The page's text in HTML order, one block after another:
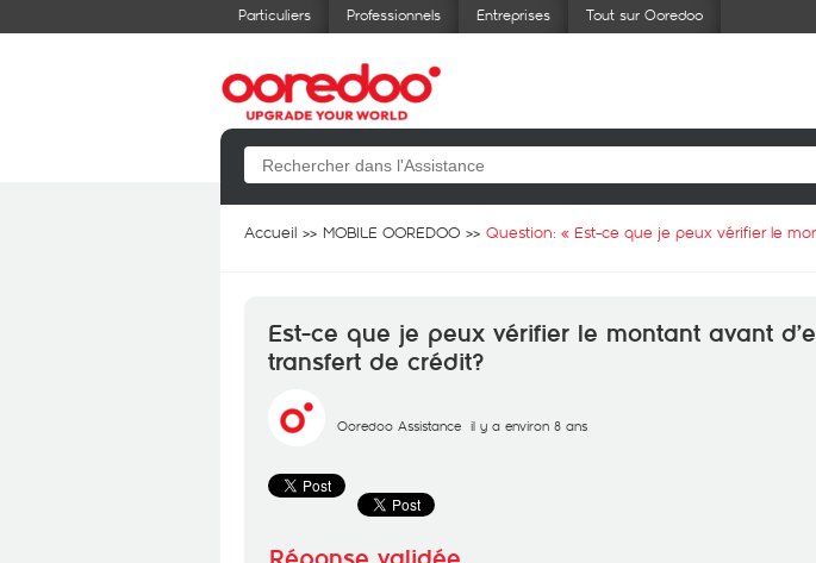
Particuliers Professionnels Entreprises Tout sur Ooredoo
Accueil MOBILE OOREDOO Question: « Est-ce que je peux vérifier le
Est-ce que je peux vérifier le montant avant
transfert de crédit?
Ooredoo Assistance il y a environ 8 ans